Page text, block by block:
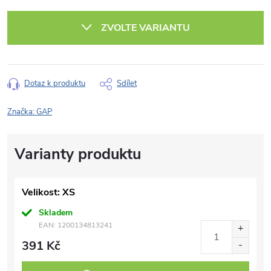
ZVOLTE VARIANTU
Dotaz k produktu Sdílet
Značka:GAP
Velikost: XS
Skladem
EAN: 1200134813241
391 Kč